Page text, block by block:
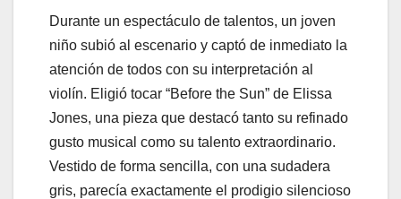
Durante un espectáculo de talentos, un joven
niño subió al escenario y captó de inmediato la
atención de todos con su interpretación al
violín. Eligió tocar “Before the Sun” de Elissa
Jones, una pieza que destacó tanto su refinado
gusto musical como su talento extraordinario.
Vestido de forma sencilla, con una sudadera
gris, parecía exactamente el prodigio silencioso